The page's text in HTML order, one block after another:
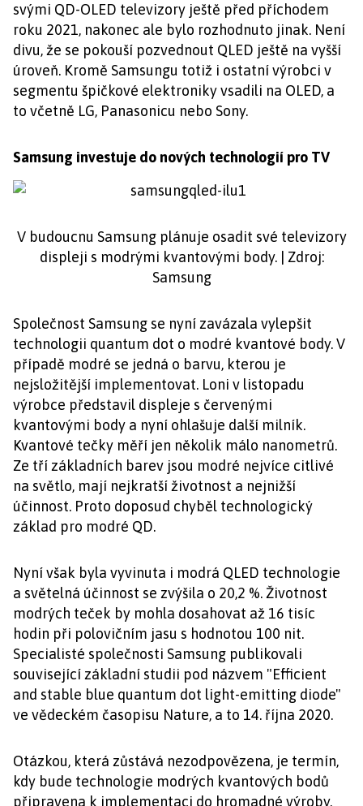
svými QD-OLED televizory ještě před příchodem
roku 2021, nakonec ale bylo rozhodnuto jinak. Není
divu, že se pokouší pozvednout QLED ještě na vyšší
úroveň. Kromě Samsungu totiž i ostatní výrobci v
segmentu špičkové elektroniky vsadili na OLED, a
to včetně LG, Panasonicu nebo Sony.
Samsung investuje do nových technologií pro TV
V budoucnu Samsung plánuje osadit své televizory
displeji s modrými kvantovými body. | Zdroj:
Samsung
Společnost Samsung se nyní zavázala vylepšit
technologii quantum dot o modré kvantové body. V
případě modré se jedná o barvu, kterou je
nejsložitější implementovat. Loni v listopadu
výrobce představil displeje s červenými
kvantovými body a nyní ohlašuje další milník.
Kvantové tečky měří jen několik málo nanometrů.
Ze tří základních barev jsou modré nejvíce citlivé
na světlo, mají nejkratší životnost a nejnižší
účinnost. Proto doposud chyběl technologický
základ pro modré QD.
Nyní však byla vyvinuta i modrá QLED technologie
a světelná účinnost se zvýšila o 20,2 %. Životnost
modrých teček by mohla dosahovat až 16 tisíc
hodin při polovičním jasu s hodnotou 100 nit.
Specialisté společnosti Samsung publikovali
související základní studii pod názvem "Efficient
and stable blue quantum dot light-emitting diode"
ve vědeckém časopisu Nature, a to 14. října 2020.
Otázkou, která zůstává nezodpovězena, je termín,
kdy bude technologie modrých kvantových bodů
připravena k implementaci do hromadné výroby.